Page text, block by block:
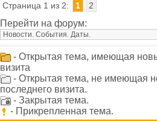
Страница 1 из 2: 1 2
Перейти на форум:
- Открытая тема, имеющая
визита
- Открытая тема, не имеющая
последнего визита.
- Закрытая тема.
- Прикрепленная тема.